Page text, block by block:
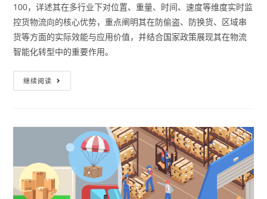
100，详述其在多行业下对位置、重量、时间、速度等维度实时监
控货物流向的核心优势，重点阐明其在防偷盗、防换货、区域串
货等方面的实际效能与应用价值，并结合国家政策展现其在物流
智能化转型中的重要作用。
继续阅读